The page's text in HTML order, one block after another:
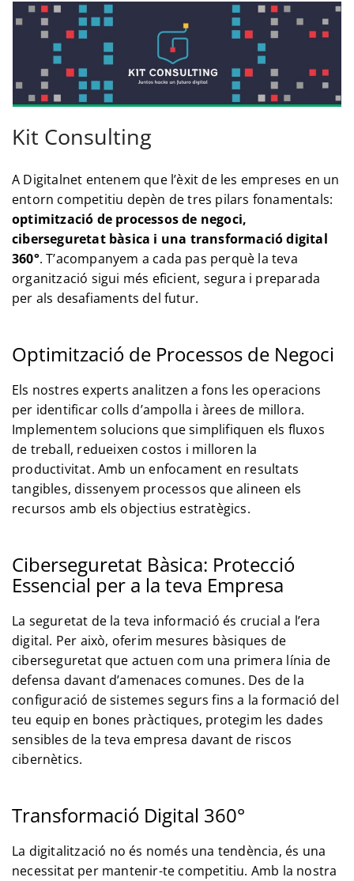
Kit Consulting
A Digitalnet entenem que l’èxit de les empreses en un
entorn competitiu depèn de tres pilars fonamentals:
optimització de processos de negoci,
ciberseguretat bàsica i una transformació digital
360°. T’acompanyem a cada pas perquè la teva
organització sigui més eficient, segura i preparada
per als desafiaments del futur.
Optimització de Processos de Negoci
Els nostres experts analitzen a fons les operacions
per identificar colls d’ampolla i àrees de millora.
Implementem solucions que simplifiquen els fluxos
de treball, redueixen costos i milloren la
productivitat. Amb un enfocament en resultats
tangibles, dissenyem processos que alineen els
recursos amb els objectius estratègics.
Ciberseguretat Bàsica: Protecció
Essencial per a la teva Empresa
La seguretat de la teva informació és crucial a l’era
digital. Per això, oferim mesures bàsiques de
ciberseguretat que actuen com una primera línia de
defensa davant d’amenaces comunes. Des de la
configuració de sistemes segurs fins a la formació del
teu equip en bones pràctiques, protegim les dades
sensibles de la teva empresa davant de riscos
cibernètics.
Transformació Digital 360°
La digitalització no és només una tendència, és una
necessitat per mantenir-te competitiu. Amb la nostra